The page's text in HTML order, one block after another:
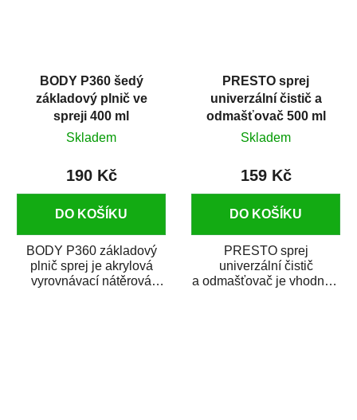
BODY P360 šedý
základový plnič ve
spreji 400 ml
Skladem
190 Kč
DO KOŠÍKU
BODY P360 základový
plnič sprej je akrylová
vyrovnávací nátěrová
PRESTO sprej
univerzální čistič a
odmašťovač 500 ml
Skladem
159 Kč
DO KOŠÍKU
PRESTO sprej
univerzální čistič
a odmašťovač je vhodný k